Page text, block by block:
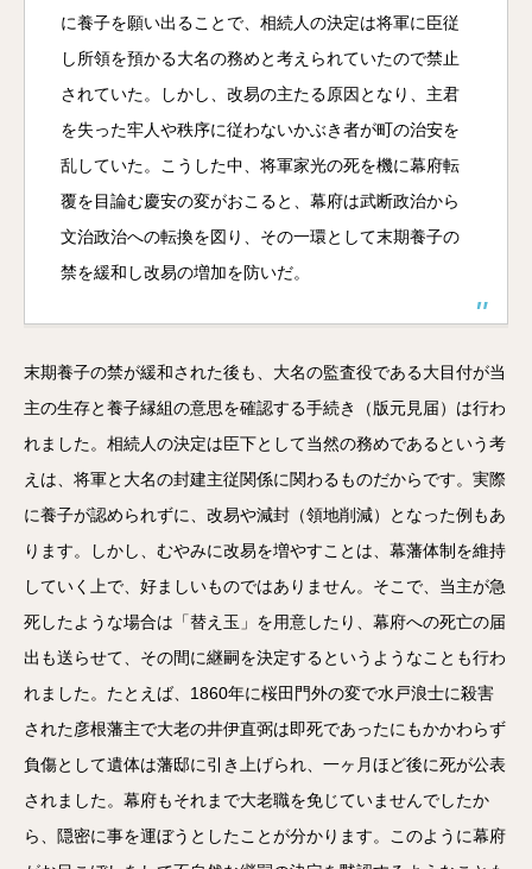
に養子を願い出ることで、相続人の決定は将軍に臣従
し所領を預かる大名の務めと考えられていたので禁止
されていた。しかし、改易の主たる原因となり、主君
を失った牢人や秩序に従わないかぶき者が町の治安を
乱していた。こうした中、将軍家光の死を機に幕府転
覆を目論む慶安の変がおこると、幕府は武断政治から
文治政治への転換を図り、その一環として末期養子の
禁を緩和し改易の増加を防いだ。
末期養子の禁が緩和された後も、大名の監査役である大目付が当
主の生存と養子縁組の意思を確認する手続き（版元見届）は行わ
れました。相続人の決定は臣下として当然の務めであるという考
えは、将軍と大名の封建主従関係に関わるものだからです。実際
に養子が認められずに、改易や減封（領地削減）となった例もあ
ります。しかし、むやみに改易を増やすことは、幕藩体制を維持
していく上で、好ましいものではありません。そこで、当主が急
死したような場合は「替え玉」を用意したり、幕府への死亡の届
出も送らせて、その間に継嗣を決定するというようなことも行わ
れました。たとえば、1860年に桜田門外の変で水戸浪士に殺害
された彦根藩主で大老の井伊直弼は即死であったにもかかわらず
負傷として遺体は藩邸に引き上げられ、一ヶ月ほど後に死が公表
されました。幕府もそれまで大老職を免じていませんでしたか
ら、隠密に事を運ぼうとしたことが分かります。このように幕府